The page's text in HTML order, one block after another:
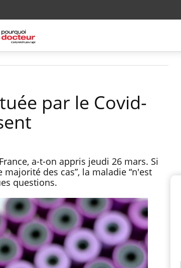
par le Covid-
a-t-on appris jeudi 26 mars. Si
des cas”, la maladie “n'est
questions.